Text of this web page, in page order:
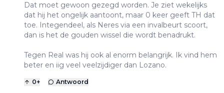
Dat moet gewoon gezegd worden. Je ziet wekelijks
dat hij het ongelijk aantoont, maar 0 keer geeft TH dat
toe. Integendeel, als Neres via een invalbeurt scoort,
dan is het de gouden wissel die wordt benadrukt.
Tegen Real was hij ook al enorm belangrijk. Ik vind hem
beter en iig veel veelzijdiger dan Lozano.
0+ Antwoord